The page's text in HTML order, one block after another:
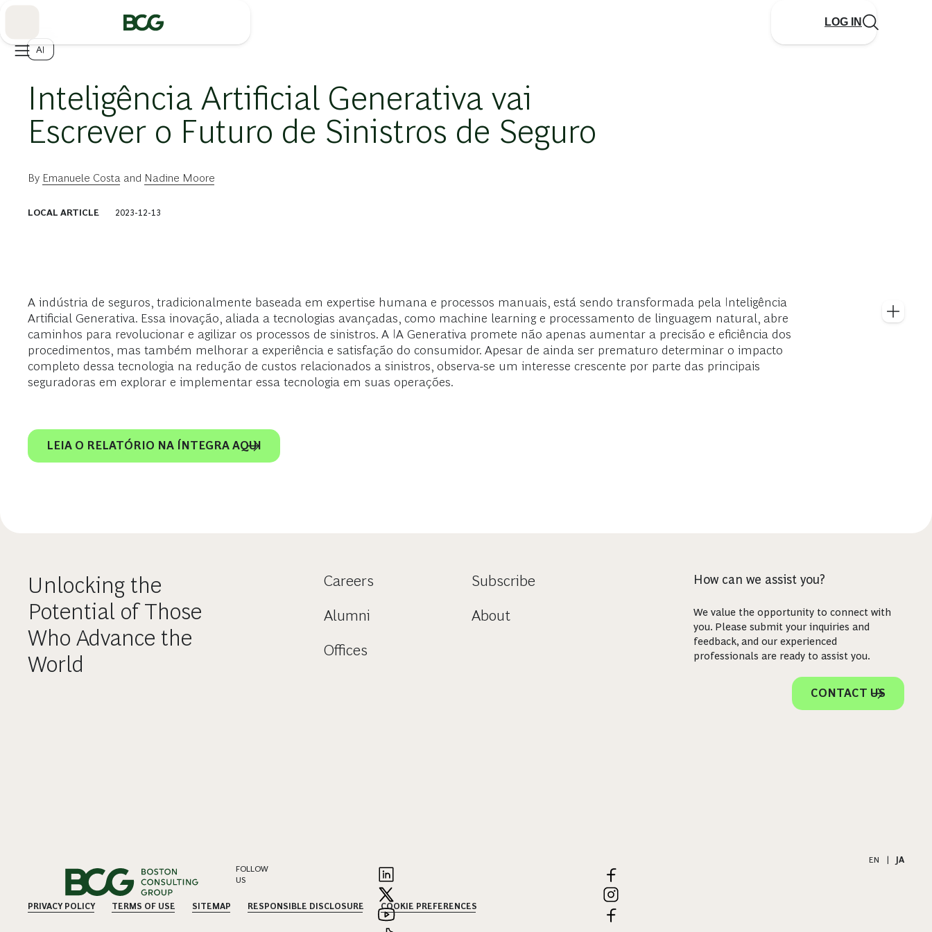
LOG IN
AI
Inteligência Artificial Generativa vai
Escrever o Futuro de Sinistros de Seguro
By Emanuele Costa and Nadine Moore
LOCAL ARTICLE 2023-12-13
A indústria de seguros, tradicionalmente baseada em expertise humana e processos manuais, está sendo transformada pela Inteligência
Artificial Generativa. Essa inovação, aliada a tecnologias avançadas, como machine learning e processamento de linguagem natural, abre
caminhos para revolucionar e agilizar os processos de sinistros. A IA Generativa promete não apenas aumentar a precisão e eficiência dos
procedimentos, mas também melhorar a experiência e satisfação do consumidor. Apesar de ainda ser prematuro determinar o impacto
completo dessa tecnologia na redução de custos relacionados a sinistros, observa-se um interesse crescente por parte das principais
seguradoras em explorar e implementar essa tecnologia em suas operações.
LEIA O RELATÓRIO NA ÍNTEGRA AQUI
Unlocking the
Potential of Those
Who Advance the
World
Careers
Alumni
Offices
Subscribe
About
How can we assist you?
We value the opportunity to connect with
you. Please submit your inquiries and
feedback, and our experienced
professionals are ready to assist you.
CONTACT US
EN
JA
FOLLOW
US
PRIVACY POLICY TERMS OF USE SITEMAP RESPONSIBLE DISCLOSURE COOKIE PREFERENCES